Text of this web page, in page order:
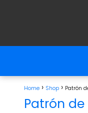
Home Shop Patrón
Patrón